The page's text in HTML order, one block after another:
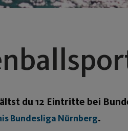
du 12 Eintritte bei
Bundesliga Nürnberg.